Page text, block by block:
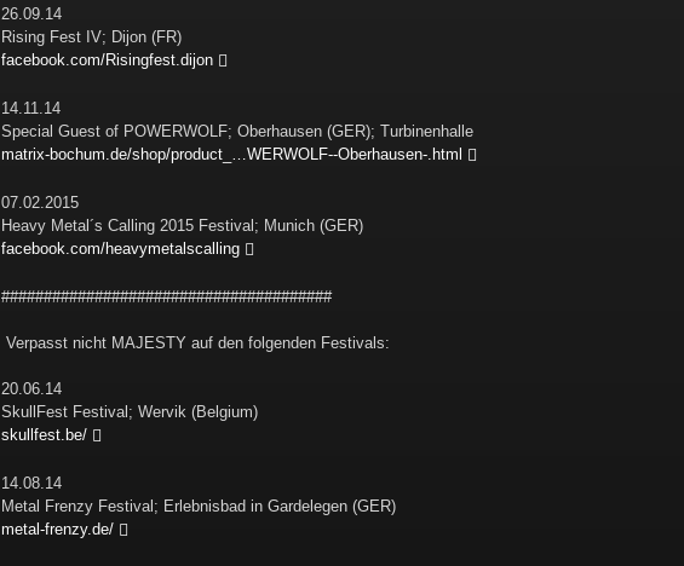
26.09.14
Rising Fest IV; Dijon (FR)
facebook.com/Risingfest.dijon
14.11.14
Special Guest of POWERWOLF; Oberhausen (GER); Turbinenhalle
matrix-bochum.de/shop/product_…WERWOLF--Oberhausen-.html
07.02.2015
Heavy Metal´s Calling 2015 Festival; Munich (GER)
facebook.com/heavymetalscalling
#######################################
Verpasst nicht MAJESTY auf den folgenden Festivals:
20.06.14
SkullFest Festival; Wervik (Belgium)
skullfest.be/
14.08.14
Metal Frenzy Festival; Erlebnisbad in Gardelegen (GER)
metal-frenzy.de/